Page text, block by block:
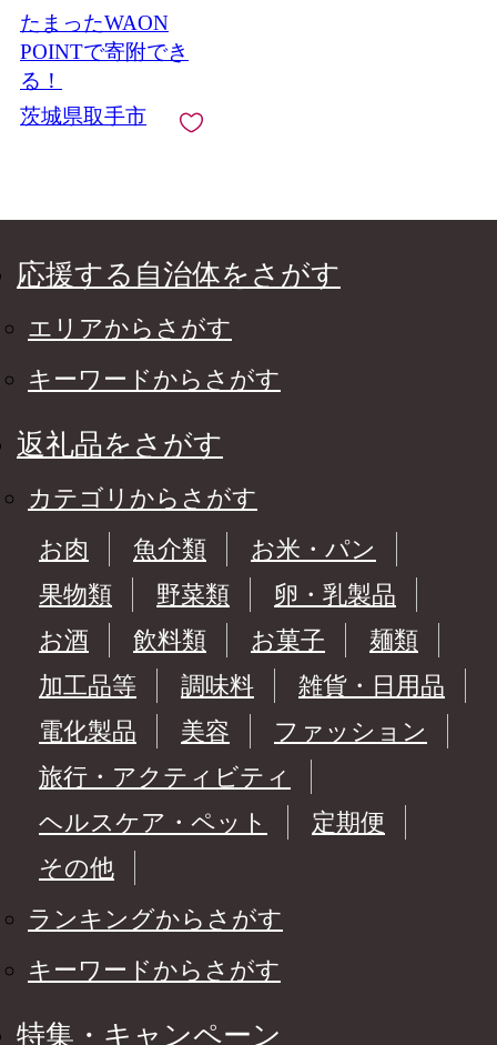
（BS005）
たまったWAON
POINTで寄附でき
る！
茨城県取手市
応援する自治体をさがす
エリアからさがす
キーワードからさがす
返礼品をさがす
カテゴリからさがす
お肉
魚介類
お米・パン
果物類
野菜類
卵・乳製品
お酒
飲料類 お菓子
麺類
加工品等
調味料
雑貨・日用品
電化製品
美容
ファッション
旅行・アクティビティ
ヘルスケア・ペット
定期便
その他
ランキングからさがす
キーワードからさがす
特集・キャンペーン